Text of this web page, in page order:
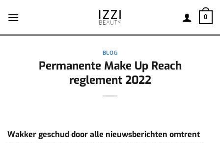
naar
0
BLOG
Permanente Make Up Reach
reglement 2022
Wakker geschud door alle nieuwsberichten omtrent